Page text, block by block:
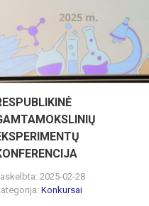
2025-02-28
Konkursai